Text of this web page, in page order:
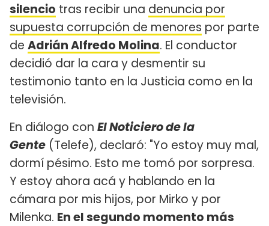
silencio tras recibir una denuncia por
supuesta corrupción de menores por parte
de Adrián Alfredo Molina. El conductor
decidió dar la cara y desmentir su
testimonio tanto en la Justicia como en la
televisión.
En diálogo con El Noticiero de la
Gente (Telefe), declaró: "Yo estoy muy mal,
dormí pésimo. Esto me tomó por sorpresa.
Y estoy ahora acá y hablando en la
cámara por mis hijos, por Mirko y por
Milenka. En el segundo momento más